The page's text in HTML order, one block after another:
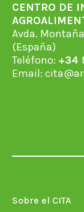
CENTRO DE
Avda.
(España)
Teléfono: +34
Email:
Sobre el CITA